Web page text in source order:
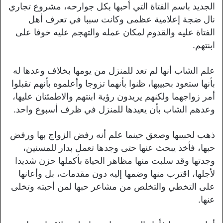
الجديد باسم الفتاة التي أحبها بكل جوارحه، مشروع تجاري
نال ضجة إعلامية عظمى وكانت سببا في تعرف أهل
الفتاة عليه والقدوم لمكان عمله والتهجم عليه خوفا على
ابنتهم.
علم الشاب أنها لم تعد للمنزل من يومها بخلاف وعدها له
بأنها ستعود بحبيبها، ظنوا بأنهما تزوجا وأعلموه بأنهم تقبلوا
أمر زواجهما ولكنهم يريدون رؤية ابنتهم والاطمئنان عليها،
وعدهم الشاب بأن يعيدها للمنزل في ظرف أسبوع واحد.
ذهب لحبيبها وصعق حينما علم أنه رفض الزواج بها ورفض
حبها، فأخذ يبحث عنها حتى وجدها تعمل بدار للمسنين،
وجدتها وقد سلبت منها مظاهر الحياة بأكملها حزن شديدا
لأجلها، اقترب منها وضمها إليه دون مقدمات، بل وأعانها
على التخطي والتخلص من مشاعر حبها لمن أحبته وتخلى
عنها.